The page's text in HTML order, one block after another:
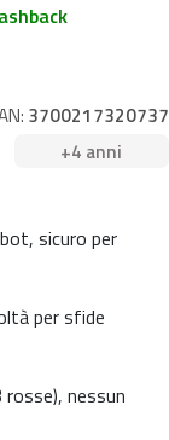
3700217320737
+4 anni
sicuro per
per sfide
nessun